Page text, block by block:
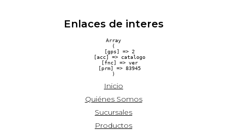
Enlaces de interes
Array
(
    [gps] => 2
    [acc] => catalogo
    [fnc] => ver
    [prm] => 83945
Inicio
Quiénes Somos
Sucursales
Productos